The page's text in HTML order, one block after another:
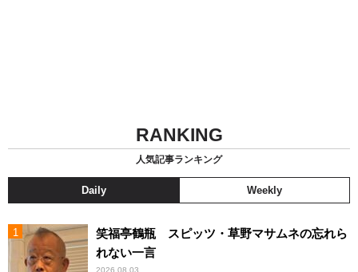
RANKING
人気記事ランキング
Daily Weekly
笑福亭鶴瓶 スピッツ・草野マサムネの忘れら
れない一言
2026.08.03